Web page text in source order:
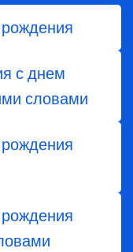
с днем
словами